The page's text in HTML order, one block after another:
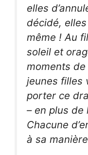
elles
décidé,
même ! Au
soleil et
moments
jeunes filles
porter ce
– en plus
Chacune
à sa